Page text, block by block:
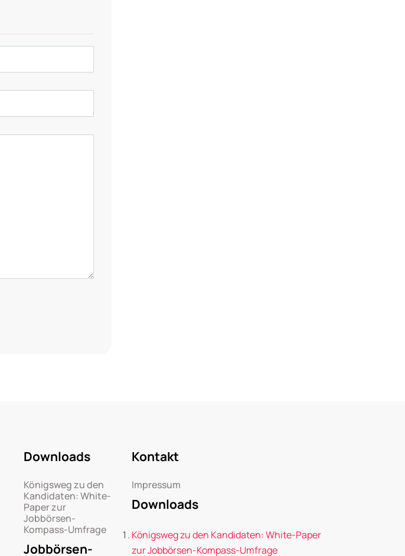
Downloads
Königsweg zu den
Kandidaten: White-
Paper zur
Jobbörsen-
Kompass-Umfrage
Jobbörsen-
Kontakt
Impressum
Downloads
Königsweg zu den Kandidaten: White-Paper
zur Jobbörsen-Kompass-Umfrage